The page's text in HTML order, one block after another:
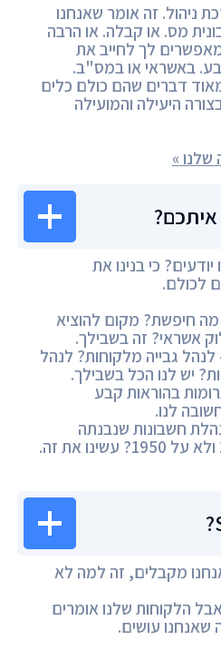
ניהול. זה אומר שאנחנו
מס. או קבלה. או הרבה
לך לחייב את
באשראי או במס"ב.
דברים שהם כולם כלים
היעילה והמועילה
שלנו »
כי בנינו את
לכולם.
חיפשת? מקום להוציא
אשראי? זה בשבילך.
לנהל גבייה מלקוחות? לנהל
יש לנו הכל בשבילך.
בהוראות קבע
לנו.
חשבונות שנבנתה
במחשבה על שנת 2050 ולא על 1950? עשינו את זה.
מקבלים, זה למה לא
הלקוחות שלנו אומרים
עושים.